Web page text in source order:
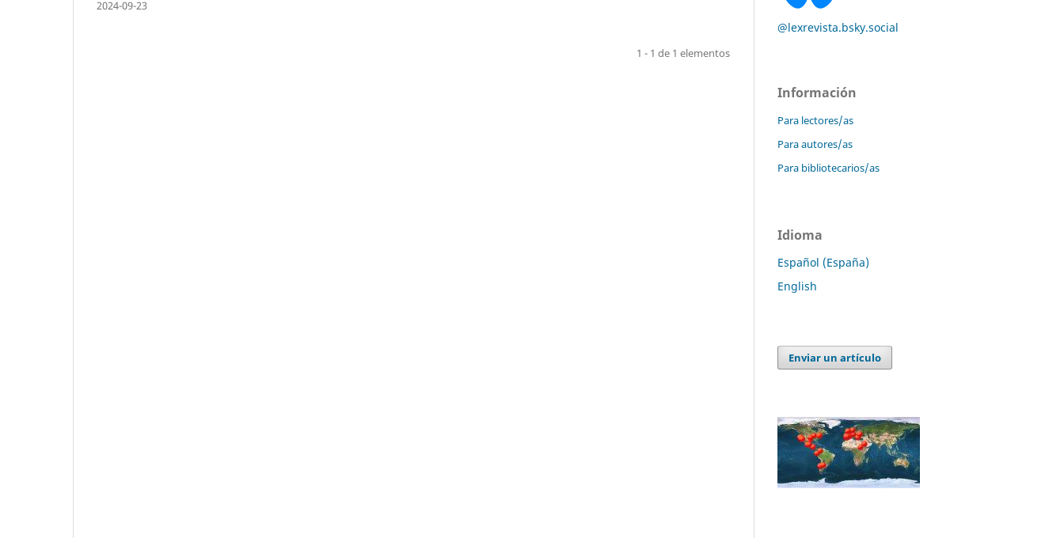
2024-09-23
1 - 1 de 1 elementos
@lexrevista.bsky.social
Información
Para lectores/as
Para autores/as
Para bibliotecarios/as
Idioma
Español (España)
English
Enviar un artículo